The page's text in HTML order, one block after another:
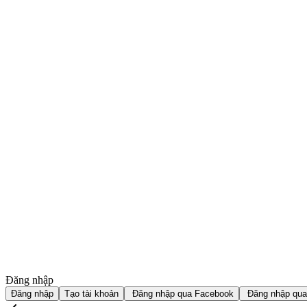
Đăng nhập
Đăng nhập Tạo tài khoản Đăng nhập qua Facebook Đăng nhập